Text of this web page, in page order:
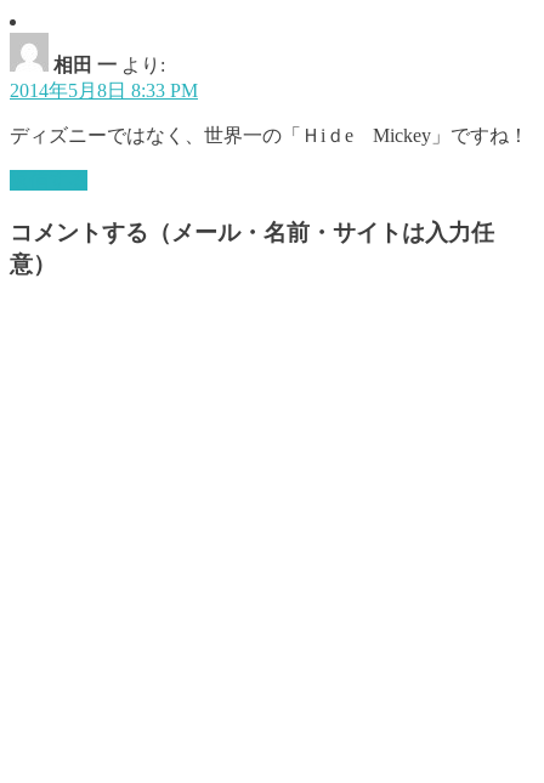
相田 一 より:
2014年5月8日 8:33 PM
ディズニーではなく、世界一の「Ｈiｄe Mickey」ですね！
コメントする（メール・名前・サイトは入力任
意）